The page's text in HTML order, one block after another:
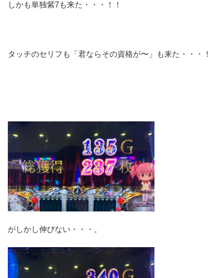
しかも単独紫7も来た・・・！！
タッチのセリフも「君ならその資格が〜」も来た・・・！
がしかし伸びない・・・。